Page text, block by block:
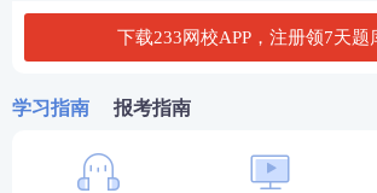
360浏览器（极速模式）。
*法考准考证是查询分数和申请成绩核
请妥善保管。
免费试听！0基础硬核取证
下载233网校APP，注册领7天题
学习指南 报考指南